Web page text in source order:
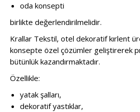
oda konsepti
birlikte değerlendirilmelidir.
Krallar Tekstil, otel dekoratif kırlent
konsepte özel çözümler geliştirerek
bütünlük kazandırmaktadır.
Özellikle:
yatak şalları,
dekoratif yastıklar,